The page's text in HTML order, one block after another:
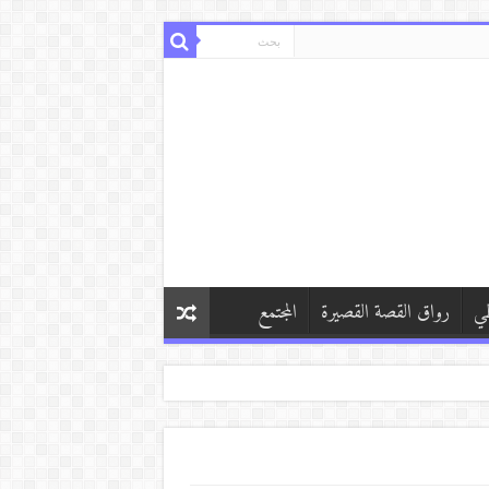
رواق القصة القصيرة المجتمع